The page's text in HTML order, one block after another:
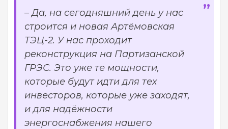
–Да, на сегодняшний день у нас
строится и новая Артёмовская
ТЭЦ-2. У нас проходит
реконструкция на Партизанской
ГРЭС. Это уже те мощности,
которые будут идти для тех
инвесторов, которые уже заходят,
и для надёжности
энергоснабжения нашего